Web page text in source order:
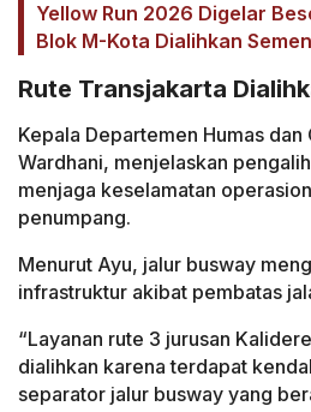
Yellow Run 2026 Digelar
Blok M-Kota Dialihkan
Rute Transjakarta
Kepala Departemen Humas dan
Wardhani, menjelaskan
menjaga keselamatan
penumpang.
Menurut Ayu, jalur busway
infrastruktur akibat pembatas
“Layanan rute 3 jurusan
dialihkan karena terdapat
separator jalur busway yang